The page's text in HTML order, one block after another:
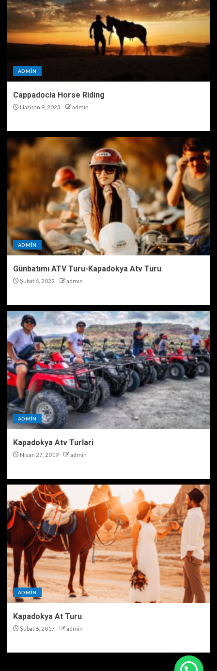
ADMIN
Cappadocia Horse Riding
Haziran 9, 2023 admin
ADMIN
Günbatımı ATV Turu-Kapadokya Atv Turu
Şubat 6, 2022 admin
ADMIN
Kapadokya Atv Turlari
Nisan 27, 2019 admin
ADMIN
Kapadokya At Turu
Şubat 6, 2017 admin